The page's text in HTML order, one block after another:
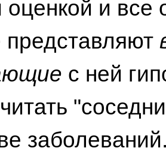
оценкой и все
представляют
с ней